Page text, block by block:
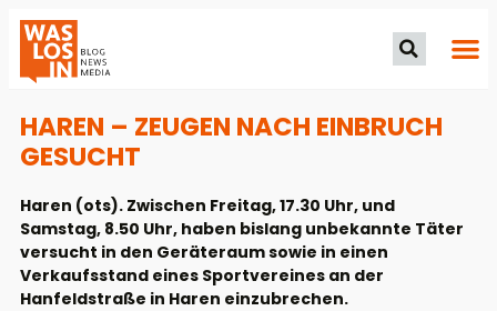
HAREN – ZEUGEN NACH EINBRUCH
GESUCHT
Haren (ots). Zwischen Freitag, 17.30 Uhr, und
Samstag, 8.50 Uhr, haben bislang unbekannte Täter
versucht in den Geräteraum sowie in einen
Verkaufsstand eines Sportvereines an der
Hanfeldstraße in Haren einzubrechen.